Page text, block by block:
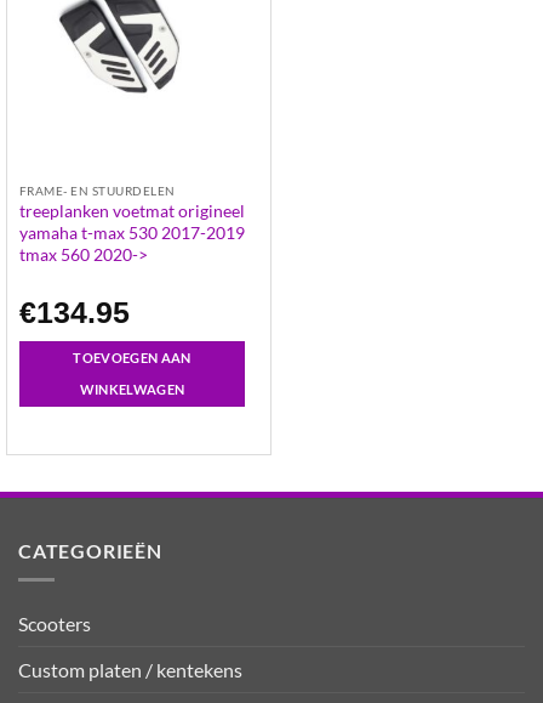
FRAME- EN STUURDELEN
treeplanken voetmat origineel
yamaha t-max 530 2017-2019
tmax 560 2020->
€134.95
TOEVOEGEN AAN
WINKELWAGEN
CATEGORIEËN
Scooters
Custom platen / kentekens